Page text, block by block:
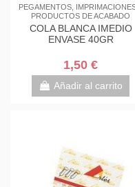
PEGAMENTOS,
PRODUCTOS DE ACABADO
COLA BLANCA IMEDIO
ENVASE 40GR
1,50 €
Añadir al carrito